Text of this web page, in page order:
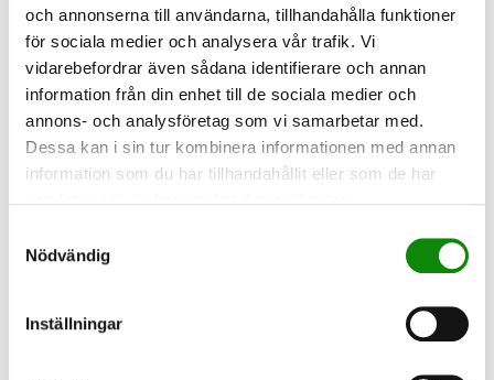
och annonserna till användarna, tillhandahålla funktioner
för sociala medier och analysera vår trafik. Vi
vidarebefordrar även sådana identifierare och annan
information från din enhet till de sociala medier och
annons- och analysföretag som vi samarbetar med.
Dessa kan i sin tur kombinera informationen med annan
information som du har tillhandahållit eller som de har
Nödvändig
Inställningar
Recycling Day
Recycling Day, en årlig internationell dag